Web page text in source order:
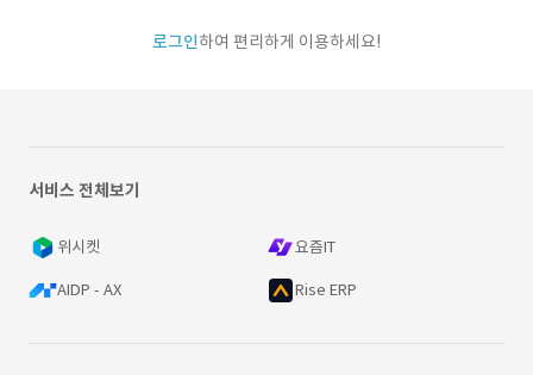
로그인하여 편리하게 이용하세요!
서비스 전체보기
위시켓 요즘IT
AIDP - AX Rise ERP